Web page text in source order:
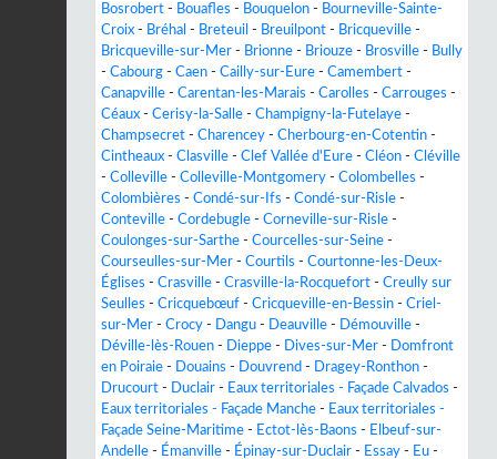
Bosrobert - Bouafles - Bouquelon - Bourneville-Sainte-
Croix - Bréhal - Breteuil - Breuilpont - Bricqueville -
Bricqueville-sur-Mer - Brionne - Briouze - Brosville - Bully
- Cabourg - Caen - Cailly-sur-Eure - Camembert -
Canapville - Carentan-les-Marais - Carolles - Carrouges -
Céaux - Cerisy-la-Salle - Champigny-la-Futelaye -
Champsecret - Charencey - Cherbourg-en-Cotentin -
Cintheaux - Clasville - Clef Vallée d'Eure - Cléon - Cléville
- Colleville - Colleville-Montgomery - Colombelles -
Colombières - Condé-sur-Ifs - Condé-sur-Risle -
Conteville - Cordebugle - Corneville-sur-Risle -
Coulonges-sur-Sarthe - Courcelles-sur-Seine -
Courseulles-sur-Mer - Courtils - Courtonne-les-Deux-
Églises - Crasville - Crasville-la-Rocquefort - Creully sur
Seulles - Cricquebœuf - Cricqueville-en-Bessin - Criel-
sur-Mer - Crocy - Dangu - Deauville - Démouville -
Déville-lès-Rouen - Dieppe - Dives-sur-Mer -
Domfront
en Poiraie - Douains - Douvrend - Dragey-Ronthon -
Drucourt - Duclair - Eaux territoriales - Façade Calvados -
Eaux territoriales - Façade Manche - Eaux territoriales -
Façade Seine-Maritime - Ectot-lès-Baons - Elbeuf-sur-
Andelle - Émanville - Épinay-sur-Duclair - Essay - Eu -